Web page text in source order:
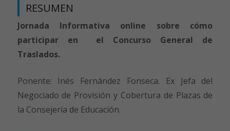
RESUMEN
Jornada Informativa online sobre cómo
participar en el Concurso General de
Traslados.
Ponente: Inés Fernández Fonseca. Ex Jefa del
Negociado de Provisión y Cobertura de Plazas de
la Consejería de Educación.